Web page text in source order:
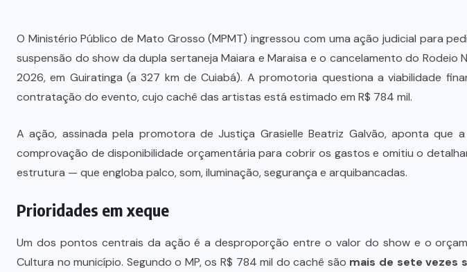
O Ministério Público de Mato Grosso (MPMT) ingressou com uma ação judicial para
suspensão do show da dupla sertaneja Maiara e Maraisa e o cancelamento do Rodeio
2026, em Guiratinga (a 327 km de Cuiabá). A promotoria questiona a viabilidade
contratação do evento, cujo cachê das artistas está estimado em R$ 784 mil.
A ação, assinada pela promotora de Justiça Grasielle Beatriz Galvão, aponta que
comprovação de disponibilidade orçamentária para cobrir os gastos e omitiu o
estrutura — que engloba palco, som, iluminação, segurança e arquibancadas.
Prioridades em xeque
Um dos pontos centrais da ação é a desproporção entre o valor do show e o
Cultura no município. Segundo o MP, os R$ 784 mil do cachê são mais de sete vezes